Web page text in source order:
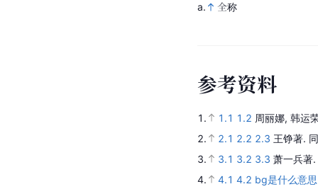
a. 全称
参考资料
1. 1.1 1.2 周丽娜, 韩运
2.
2.1 2.2 2.3 王铮著.
3.
3.1 3.2 3.3 萧一兵著.
4.
4.1 4.2 bg是什么意思